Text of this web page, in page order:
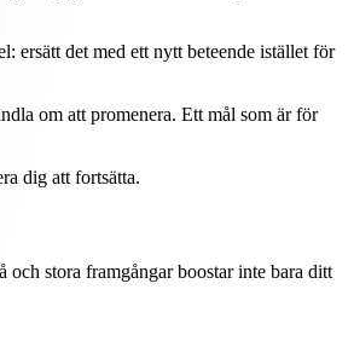
ersätt det med ett nytt beteende istället för
om att promenera. Ett mål som är för
dig att fortsätta.
stora framgångar boostar inte bara ditt